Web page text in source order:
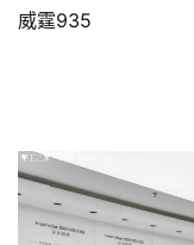
科
金
威霆935